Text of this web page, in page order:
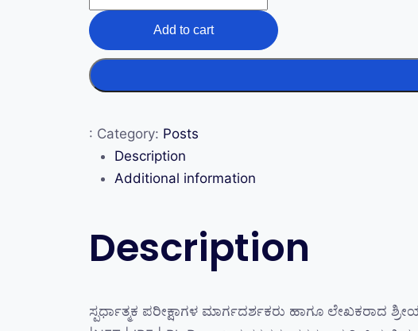
Add to cart
: Category: Posts
Description
Additional information
Description
ಸ್ಪರ್ಧಾತ್ಮಕ ಪರೀಕ್ಷಾಗಳ ಮಾರ್ಗದರ್ಶಕರು ಹಾಗೂ ಲೇಖಕರಾದ